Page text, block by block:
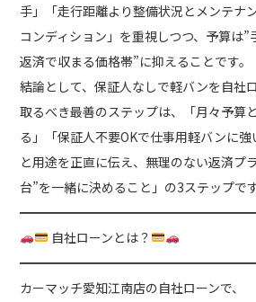
手」「走行距離より整備状況とメンテナ
コンディション」を重視しつつ、予算は
返済で収まる価格帯”に抑えることです。
結論として、保証人なしで軽バンを自社
取るべき最善のステップは、「月々予算
る」「保証人不要OKで仕事用軽バンに
と用途を正直に伝え、無理のない返済プ
台”を一緒に決めること」の3ステップです
自社ローンとは？
カーマッチ愛知江南店の自社ローンで、